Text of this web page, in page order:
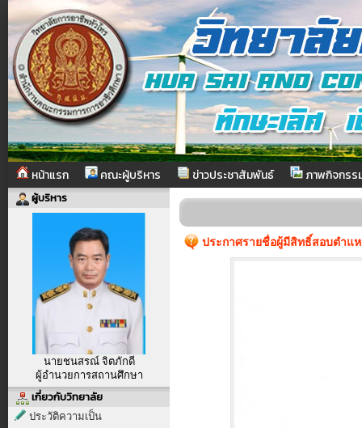
หน้าแรก คณะผู้บริหาร ข่าวประชาสัมพันธ์ ภาพกิจกรร
ผู้บริหาร
นายชนสรณ์ จิตภักดี
ผู้อำนวยการสถานศึกษา
เกี่ยวกับวิทยาลัย
ประวัติความเป็น
ประกาศรายชื่อผู้มีสิทธิ์สอบตำแ